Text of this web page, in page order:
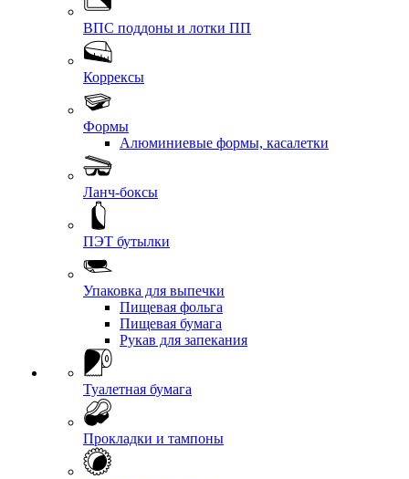
ВПС поддоны и лотки ПП
Коррексы
Формы
Алюминиевые формы, касалетки
Ланч-боксы
ПЭТ бутылки
Упаковка для выпечки
Пищевая фольга
Пищевая бумага
Рукав для запекания
Туалетная бумага
Прокладки и тампоны